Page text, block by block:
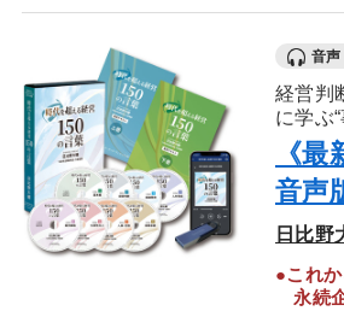
音声
経営判
に学ぶ
《
音声
日比野
●これ
永続